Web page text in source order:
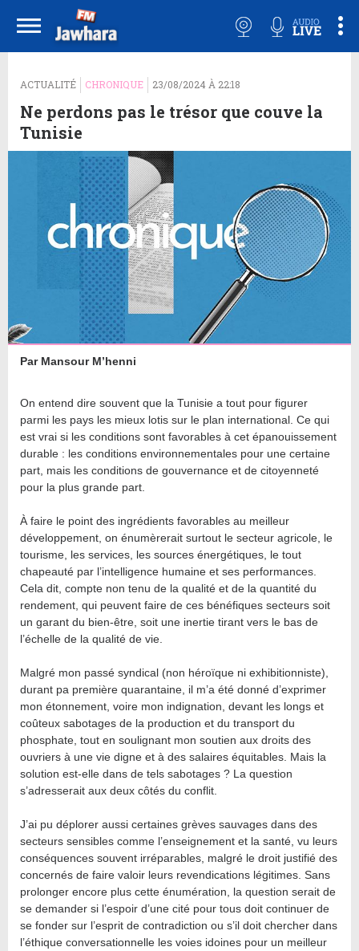
ACTUALITÉ CHRONIQUE 23/08/2024 À 22:18
Ne perdons pas le trésor que couve la
Tunisie
Par Mansour M’henni
On entend dire souvent que la Tunisie a tout pour figurer
parmi les pays les mieux lotis sur le plan international. Ce qui
est vrai si les conditions sont favorables à cet épanouissement
durable : les conditions environnementales pour une certaine
part, mais les conditions de gouvernance et de citoyenneté
pour la plus grande part.
À faire le point des ingrédients favorables au meilleur
développement, on énumèrerait surtout le secteur agricole, le
tourisme, les services, les sources énergétiques, le tout
chapeauté par l’intelligence humaine et ses performances.
Cela dit, compte non tenu de la qualité et de la quantité du
rendement, qui peuvent faire de ces bénéfiques secteurs soit
un garant du bien-être, soit une inertie tirant vers le bas de
l’échelle de la qualité de vie.
Malgré mon passé syndical (non héroïque ni exhibitionniste),
durant pa première quarantaine, il m’a été donné d’exprimer
mon étonnement, voire mon indignation, devant les longs et
coûteux sabotages de la production et du transport du
phosphate, tout en soulignant mon soutien aux droits des
ouvriers à une vie digne et à des salaires équitables. Mais la
solution est-elle dans de tels sabotages ? La question
s’adresserait aux deux côtés du conflit.
J’ai pu déplorer aussi certaines grèves sauvages dans des
secteurs sensibles comme l’enseignement et la santé, vu leurs
conséquences souvent irréparables, malgré le droit justifié des
concernés de faire valoir leurs revendications légitimes. Sans
prolonger encore plus cette énumération, la question serait de
se demander si l’espoir d’une cité pour tous doit continuer de
se fonder sur l’esprit de contradiction ou s’il doit chercher dans
l’éthique conversationnelle les voies idoines pour un meilleur